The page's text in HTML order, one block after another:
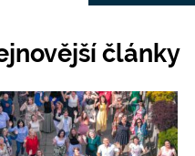
články